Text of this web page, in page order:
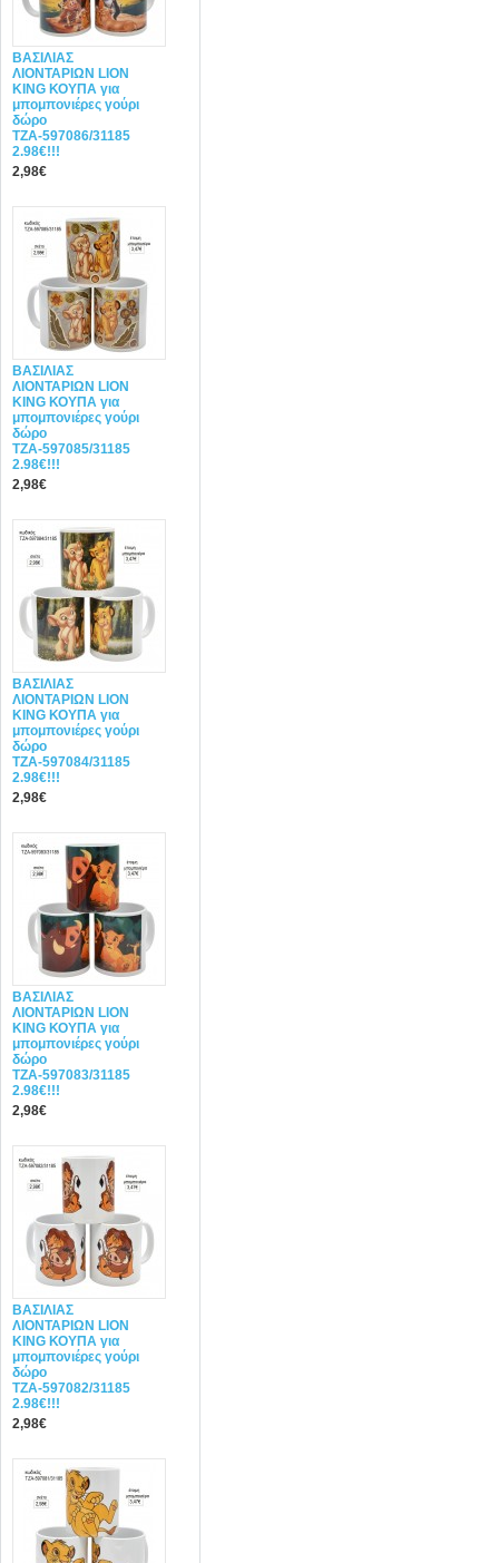
ΒΑΣΙΛΙΑΣ
ΛΙΟΝΤΑΡΙΩΝ LION
KING ΚΟΥΠΑ για
μπομπονιέρες γούρι
δώρο
ΤΖΑ-597086/31185
2.98€!!!
2,98€
ΒΑΣΙΛΙΑΣ
ΛΙΟΝΤΑΡΙΩΝ LION
KING ΚΟΥΠΑ για
μπομπονιέρες γούρι
δώρο
ΤΖΑ-597085/31185
2.98€!!!
2,98€
ΒΑΣΙΛΙΑΣ
ΛΙΟΝΤΑΡΙΩΝ LION
KING ΚΟΥΠΑ για
μπομπονιέρες γούρι
δώρο
ΤΖΑ-597084/31185
2.98€!!!
2,98€
ΒΑΣΙΛΙΑΣ
ΛΙΟΝΤΑΡΙΩΝ LION
KING ΚΟΥΠΑ για
μπομπονιέρες γούρι
δώρο
ΤΖΑ-597083/31185
2.98€!!!
2,98€
ΒΑΣΙΛΙΑΣ
ΛΙΟΝΤΑΡΙΩΝ LION
KING ΚΟΥΠΑ για
μπομπονιέρες γούρι
δώρο
ΤΖΑ-597082/31185
2.98€!!!
2,98€